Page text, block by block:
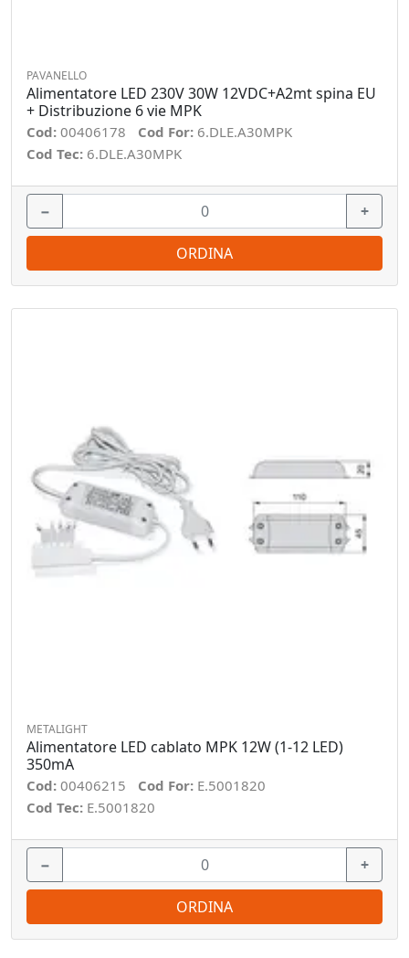
PAVANELLO
Alimentatore LED 230V 30W 12VDC+A2mt spina EU
+ Distribuzione 6 vie MPK
Cod: 00406178 Cod For: 6.DLE.A30MPK
Cod Tec: 6.DLE.A30MPK
− +
ORDINA
METALIGHT
Alimentatore LED cablato MPK 12W (1-12 LED)
350mA
Cod: 00406215 Cod For: E.5001820
Cod Tec: E.5001820
− +
ORDINA